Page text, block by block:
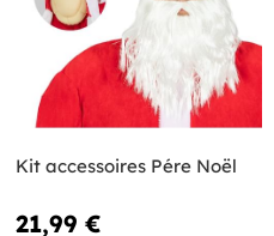
Kit accessoires Pére Noël
21,99 €